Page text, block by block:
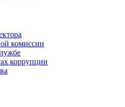
комиссии
коррупции